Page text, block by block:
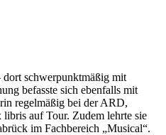
dort schwerpunktmäßig mit
befasste sich ebenfalls mit
regelmäßig bei der ARD,
auf Tour. Zudem lehrte sie
im Fachbereich „Musical“.